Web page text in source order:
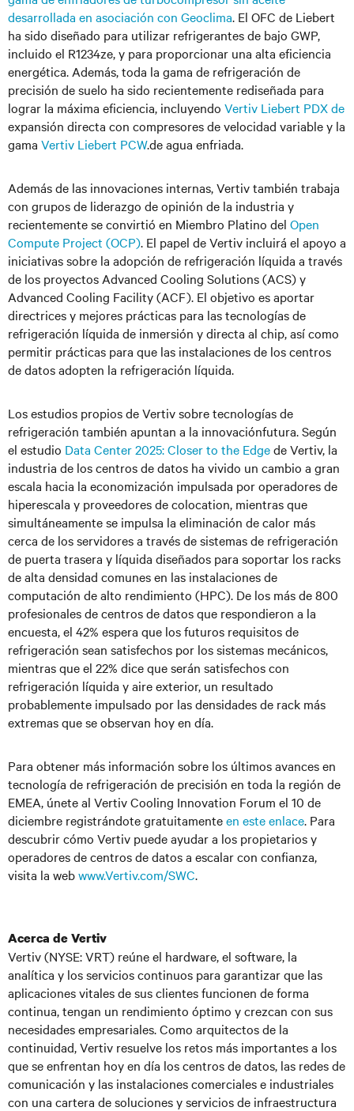
desarrollada en asociación con Geoclima. El OFC de Liebert
ha sido diseñado para utilizar refrigerantes de bajo GWP,
incluido el R1234ze, y para proporcionar una alta eficiencia
energética. Además, toda la gama de refrigeración de
precisión de suelo ha sido recientemente rediseñada para
lograr la máxima eficiencia, incluyendo Vertiv Liebert PDX de
expansión directa con compresores de velocidad variable y la
gama Vertiv Liebert PCW.de agua enfriada.
Además de las innovaciones internas, Vertiv también trabaja
con grupos de liderazgo de opinión de la industria y
recientemente se convirtió en Miembro Platino del Open
Compute Project (OCP). El papel de Vertiv incluirá el apoyo a
iniciativas sobre la adopción de refrigeración líquida a través
de los proyectos Advanced Cooling Solutions (ACS) y
Advanced Cooling Facility (ACF). El objetivo es aportar
directrices y mejores prácticas para las tecnologías de
refrigeración líquida de inmersión y directa al chip, así como
permitir prácticas para que las instalaciones de los centros
de datos adopten la refrigeración líquida.
Los estudios propios de Vertiv sobre tecnologías de
refrigeración también apuntan a la innovaciónfutura. Según
el estudio Data Center 2025: Closer to the Edgede Vertiv, la
industria de los centros de datos ha vivido un cambio a gran
escala hacia la economización impulsada por operadores de
hiperescala y proveedores de colocation, mientras que
simultáneamente se impulsa la eliminación de calor más
cerca de los servidores a través de sistemas de refrigeración
de puerta trasera y líquida diseñados para soportar los racks
de alta densidad comunes en las instalaciones de
computación de alto rendimiento (HPC). De los más de 800
profesionales de centros de datos que respondieron a la
encuesta, el 42% espera que los futuros requisitos de
refrigeración sean satisfechos por los sistemas mecánicos,
mientras que el 22% dice que serán satisfechos con
refrigeración líquida y aire exterior, un resultado
probablemente impulsado por las densidades de rack más
extremas que se observan hoy en día.
Para obtener más información sobre los últimos avances en
tecnología de refrigeración de precisión en toda la región de
EMEA, únete al Vertiv Cooling Innovation Forum el 10 de
diciembre registrándote gratuitamenteen este enlace. Para
descubrir cómo Vertiv puede ayudar a los propietarios y
operadores de centros de datos a escalar con confianza,
visita la webwww.Vertiv.com/SWC.
Acerca de Vertiv
Vertiv (NYSE: VRT) reúne el hardware, el software, la
analítica y los servicios continuos para garantizar que las
aplicaciones vitales de sus clientes funcionen de forma
continua, tengan un rendimiento óptimo y crezcan con sus
necesidades empresariales. Como arquitectos de la
continuidad, Vertiv resuelve los retos más importantes a los
que se enfrentan hoy en día los centros de datos, las redes de
comunicación y las instalaciones comerciales e industriales
con una cartera de soluciones y servicios de infraestructura